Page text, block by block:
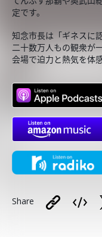
定です。
知念市長は「ギネスに
二十数万人もの観衆が
会場で迫力と熱気を体
Share